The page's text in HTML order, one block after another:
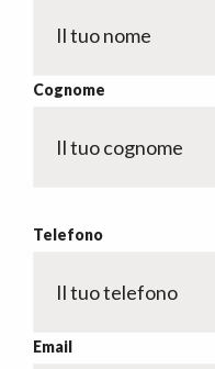
Cognome
Telefono
Email